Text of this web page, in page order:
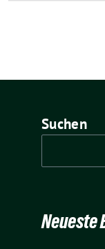
Suchen
Neueste